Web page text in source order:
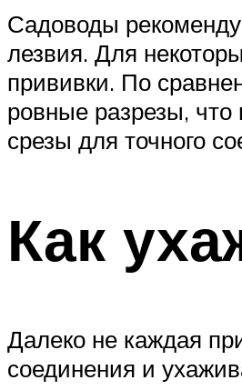
Садоводы
лезвия. Для
прививки. По
ровные разрезы,
срезы для точного
Как
Далеко не каждая
соединения и